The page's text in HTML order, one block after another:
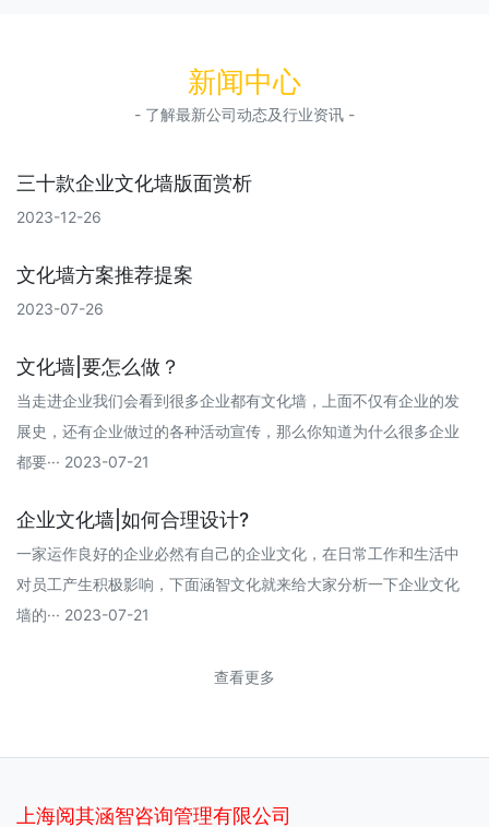
新闻中心
- 了解最新公司动态及行业资讯 -
三十款企业文化墙版面赏析
2023-12-26
文化墙方案推荐提案
2023-07-26
文化墙|要怎么做？
当走进企业我们会看到很多企业都有文化墙，上面不仅有企业的发
展史，还有企业做过的各种活动宣传，那么你知道为什么很多企业
都要··· 2023-07-21
企业文化墙|如何合理设计?
一家运作良好的企业必然有自己的企业文化，在日常工作和生活中
对员工产生积极影响，下面涵智文化就来给大家分析一下企业文化
墙的··· 2023-07-21
查看更多
上海阅其涵智咨询管理有限公司